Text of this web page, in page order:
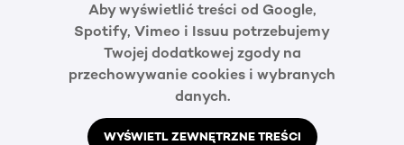
Aby wyświetlić treści od Google,
Spotify, Vimeo i Issuu potrzebujemy
Twojej dodatkowej zgody na
przechowywanie cookies i wybranych
danych.
WYŚWIETL ZEWNĘTRZNE TREŚCI